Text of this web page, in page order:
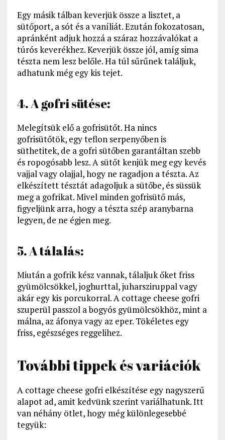
Egy másik tálban keverjük össze a lisztet, a
sütőport, a sót és a vaníliát. Ezután fokozatosan,
apránként adjuk hozzá a száraz hozzávalókat a
túrós keverékhez. Keverjük össze jól, amíg sima
tészta nem lesz belőle. Ha túl sűrűnek találjuk,
adhatunk még egy kis tejet.
4. A gofri sütése:
Melegítsük elő a gofrisütőt. Ha nincs
gofrisütőtök, egy teflon serpenyőben is
süthetitek, de a gofri sütőben garantáltan szebb
és ropogósabb lesz. A sütőt kenjük meg egy kevés
vajjal vagy olajjal, hogy ne ragadjon a tészta. Az
elkészített tésztát adagoljuk a sütőbe, és süssük
meg a gofrikat. Mivel minden gofrisütő más,
figyeljünk arra, hogy a tészta szép aranybarna
legyen, de ne égjen meg.
5. A tálalás:
Miután a gofrik kész vannak, tálaljuk őket friss
gyümölcsökkel, joghurttal, juharsziruppal vagy
akár egy kis porcukorral. A cottage cheese gofri
szuperül passzol a bogyós gyümölcsökhöz, mint a
málna, az áfonya vagy az eper. Tökéletes egy
friss, egészséges reggelihez.
További tippek és variációk
A cottage cheese gofri elkészítése egy nagyszerű
alapot ad, amit kedvünk szerint variálhatunk. Itt
van néhány ötlet, hogy még különlegesebbé
tegyük: